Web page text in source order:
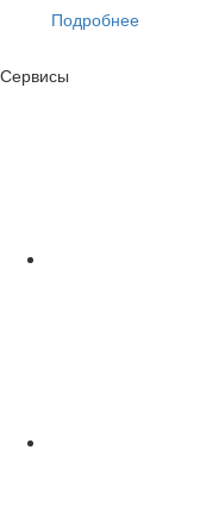
Подробнее
Сервисы